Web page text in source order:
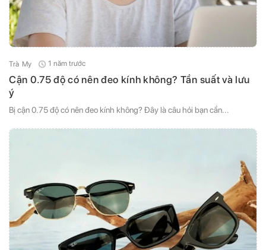
Trà My 1 năm trước
Cận 0.75 độ có nên đeo kính không? Tần suất và lưu
ý
Bị cận 0.75 độ có nên đeo kính không? Đây là câu hỏi bạn cần...